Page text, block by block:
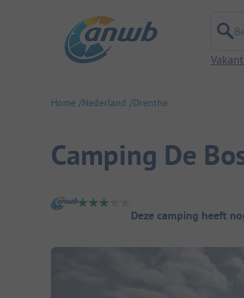
Home Nederland Drenthe
Camping De
Camping overzicht
Deze camping heeft